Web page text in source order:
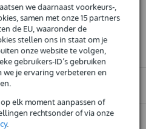
we daarnaast voorkeurs-,
samen met onze 15 partners
de EU, waaronder de
stellen ons in staat om je
onze website te volgen,
gebruikers-ID’s gebruiken
je ervaring verbeteren en
elk moment aanpassen of
rechtsonder of via onze
.
garantie